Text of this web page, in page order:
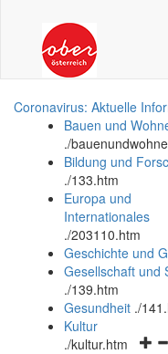
Coronavirus: Aktuelle
Bauen und
./
Bildung und
./133.htm
Europa und
Internationales
./203110.htm
Geschichte und
Gesellschaft und
./139.htm
Gesundheit ./
Kultur
./kultur.htm